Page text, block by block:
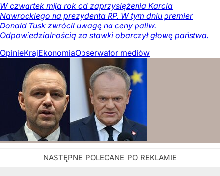
W czwartek mija rok od zaprzysiężenia Karola
Nawrockiego na prezydenta RP. W tym dniu premier
Donald Tusk zwrócił uwagę na ceny paliw.
Odpowiedzialnością za stawki obarczył głowę państwa.
OpinieKrajEkonomiaObserwator mediów